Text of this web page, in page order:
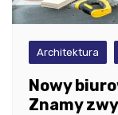
Architektura
Nowy
Znamy